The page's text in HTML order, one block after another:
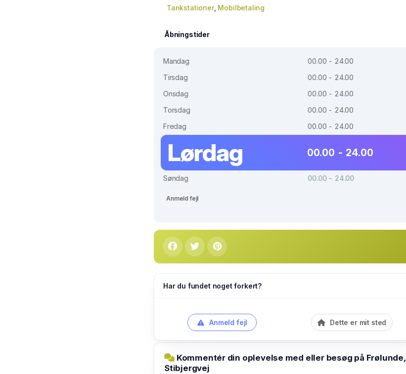
Tankstationer, Mobilbetaling
Åbningstider
Mandag
00.00 - 24.00
Tirsdag
00.00 - 24.00
Onsdag
00.00 - 24.00
Torsdag
00.00 - 24.00
Fredag
00.00 - 24.00
Lørdag 00.00 - 24.00
Søndag 00.00 - 24.00
Anmeld fejl
Har du fundet noget forkert?
Anmeld fejl Dette er mit sted
Kommentér din oplevelse med eller besøg på Frølunde,
Stibjergvej